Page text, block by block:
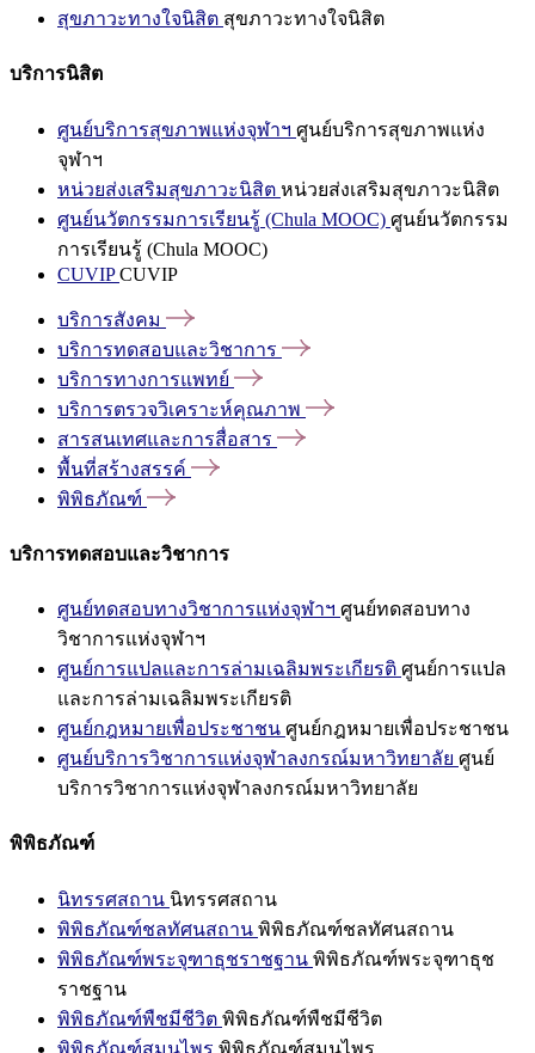
สุขภาวะทางใจนิสิต สุขภาวะทางใจนิสิต
บริการนิสิต
ศูนย์บริการสุขภาพแห่งจุฬาฯ ศูนย์บริการสุขภาพแห่ง
จุฬาฯ
หน่วยส่งเสริมสุขภาวะนิสิต หน่วยส่งเสริมสุขภาวะนิสิต
ศูนย์นวัตกรรมการเรียนรู้ (Chula MOOC) ศูนย์นวัตกรรม
การเรียนรู้ (Chula MOOC)
CUVIPCUVIP
บริการสังคม
บริการทดสอบและวิชาการ
บริการทางการแพทย์
บริการตรวจวิเคราะห์คุณภาพ
สารสนเทศและการสื่อสาร
พื้นที่สร้างสรรค์
พิพิธภัณฑ์
บริการทดสอบและวิชาการ
ศูนย์ทดสอบทางวิชาการแห่งจุฬาฯ ศูนย์ทดสอบทาง
วิชาการแห่งจุฬาฯ
ศูนย์การแปลและการล่ามเฉลิมพระเกียรติ ศูนย์การแปล
และการล่ามเฉลิมพระเกียรติ
ศูนย์กฎหมายเพื่อประชาชน ศูนย์กฎหมายเพื่อประชาชน
ศูนย์บริการวิชาการแห่งจุฬาลงกรณ์มหาวิทยาลัย ศูนย์
บริการวิชาการแห่งจุฬาลงกรณ์มหาวิทยาลัย
พิพิธภัณฑ์
นิทรรศสถาน นิทรรศสถาน
พิพิธภัณฑ์ชลทัศนสถาน พิพิธภัณฑ์ชลทัศนสถาน
พิพิธภัณฑ์พระจุฑาธุชราชฐาน พิพิธภัณฑ์พระจุฑาธุช
ราชฐาน
พิพิธภัณฑ์พืชมีชีวิต พิพิธภัณฑ์พืชมีชีวิต
พิพิธภัณฑ์สมุนไพร พิพิธภัณฑ์สมุนไพร